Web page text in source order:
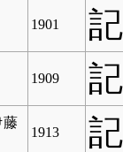
1901
1909
藤
1913